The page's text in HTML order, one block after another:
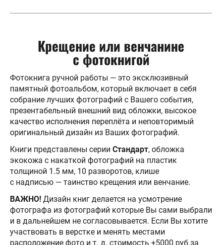
Крещение или венчанине
с фотокнигой
Фотокнига ручной работы — это эксклюзивный
памятный фотоальбом, который включает в себя
собрание лучших фотографий с Вашего события,
презентабельный внешний вид обложки, высокое
качество исполнения переплёта и неповторимый
оригинальный дизайн из Ваших фотографий.
Книги представлены серии Стандарт, обложка
экокожа с накаткой фотографий на пластик
толщиной 1.5 мм, 10 разворотов, клише
с надписью — таинство крещения или венчание.
ВАЖНО! Дизайн книг делается на усмотрение
фотографа из фотографий которые Вы сами выбрали
и в дальнейшем не согласовывается. Если Вы хотите
участвовать в верстке и менять местами
расположение фото и т. д. стоимость +5000 руб за